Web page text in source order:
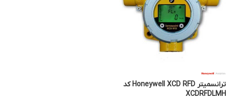
ترانسمیتر Honeywell XCD RFD کد
XCDRFDLMH